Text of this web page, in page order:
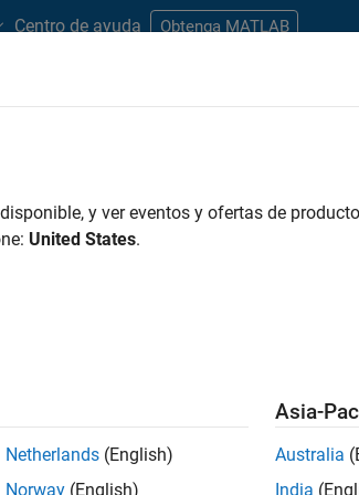
Centro de ayuda Obtenga MATLAB
Release Engineering Software Process
por ubicación para encontrar todos
y ver eventos y ofertas de
United States.
Netherlands (English)
Norway (English)
Asia-
Australia
India